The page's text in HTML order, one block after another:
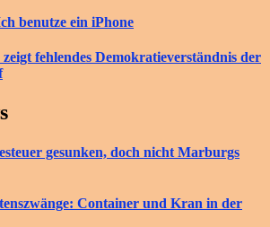
benutze ein iPhone
fehlendes Demokratieverständnis der
gesunken, doch nicht Marburgs
Container und Kran in der